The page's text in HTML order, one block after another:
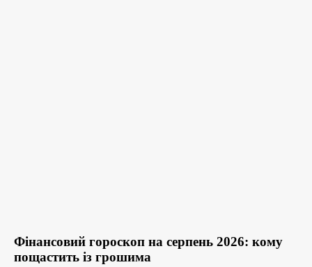
Фінансовий гороскоп на серпень 2026: кому
пощастить із грошима